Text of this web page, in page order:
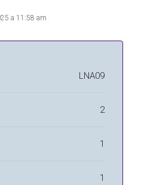
a 11:58 am
LNA09
2
1
1